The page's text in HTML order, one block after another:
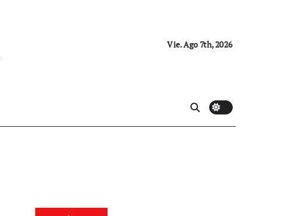
Vie. Ago 7th, 2026